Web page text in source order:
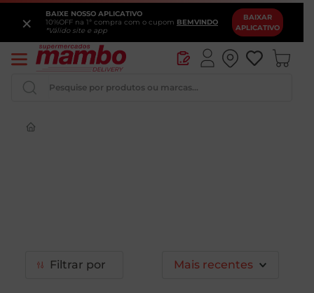
BAIXE NOSSO APLICATIVO
10%OFF na 1ª compra com o cupom BEMVINDO
*Válido site e app
BAIXAR
APLICATIVO
×
Pesquise por produtos ou marcas...
Filtrar Mais recentes